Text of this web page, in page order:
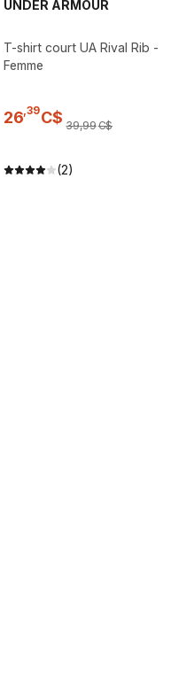
UNDER ARMOUR
T-shirt court UA Rival Rib -
Femme
26 39C$ 39,99C$
(2)